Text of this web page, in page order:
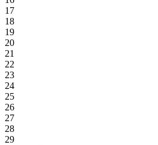
17
18
19
20
21
22
23
24
25
26
27
28
29